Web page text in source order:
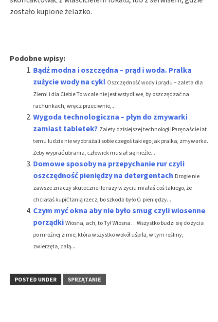
zostało kupione żelazko.
Podobne wpisy:
Bądź modna i oszczędna – prąd i woda. Pralka
zużycie wody na cykl Oszczędność wody i prądu – zaleta dla
Ziemi i dla Ciebie To wcale nie jest wstydliwe, by oszczędzać na
rachunkach, wręcz przeciwnie,...
Wygoda technologiczna – płyn do zmywarki
zamiast tabletek? Zalety dzisiejszej technologii Paręnaście lat
temu ludzie nie wyobrażali sobie czegoś takiego jak pralka, zmywarka.
Żeby wyprać ubrania, człowiek musiał się nieźle...
Domowe sposoby na przepychanie rur czyli
oszczędność pieniędzy na detergentach Drogie nie
zawsze znaczy skuteczne Ile razy w życiu miałaś coś takiego, że
chciałaś kupić tanią rzecz, bo szkoda było Ci pieniędzy...
Czym myć okna aby nie było smug czyli wiosenne
porządki Wiosna, ach, to Ty! Wiosna… Wszystko budzi się do życia
po mroźnej zimie, która wszystko wokół uśpiła, w tym rośliny,
zwierzęta, całą...
POSTED UNDER SPRZĄTANIE